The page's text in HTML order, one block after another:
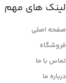
لینک های مهم
صفحه اصلی
فروشگاه
تماس با ما
درباره ما